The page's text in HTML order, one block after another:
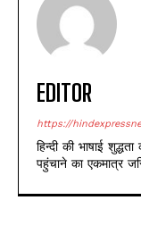
EDITOR
https://
हिन्दी की भाषाई
पहुंचाने का एकमात्र